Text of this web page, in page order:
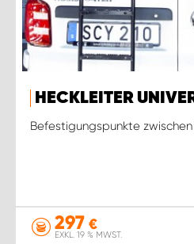
HECKLEITER
Befestigungspunkte zwischen
297 €
EXKL. 19 % MWST.